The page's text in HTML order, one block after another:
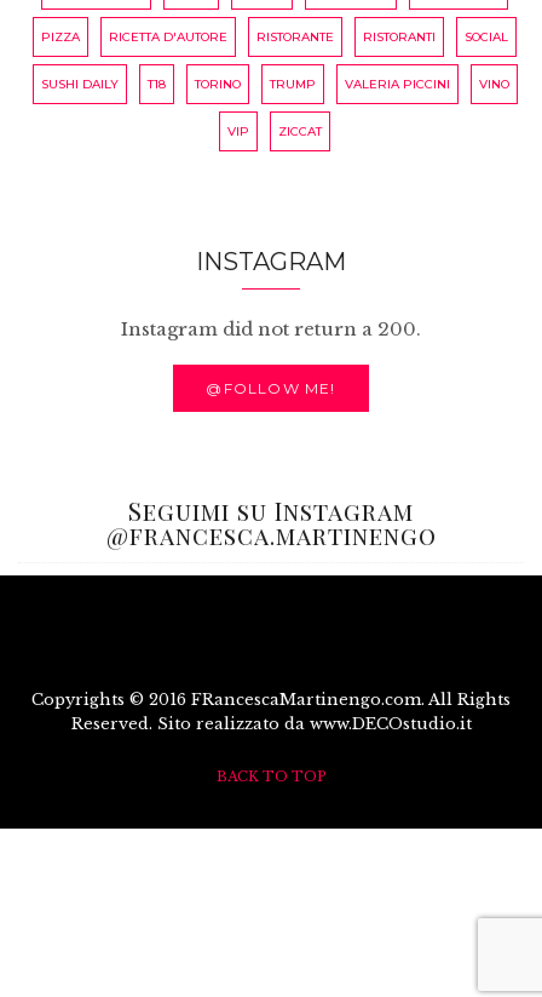
PIZZA RICETTA D'AUTORE RISTORANTE RISTORANTI SOCIAL
SUSHI DAILY T18 TORINO TRUMP VALERIA PICCINI VINO
VIP ZICCAT
INSTAGRAM
Instagram did not return a 200.
@FOLLOW ME!
Seguimi su Instagram
@francesca.martinengo
Copyrights © 2016 FRancescaMartinengo.com. All Rights
Reserved. Sito realizzato da www.DECOstudio.it
BACK TO TOP